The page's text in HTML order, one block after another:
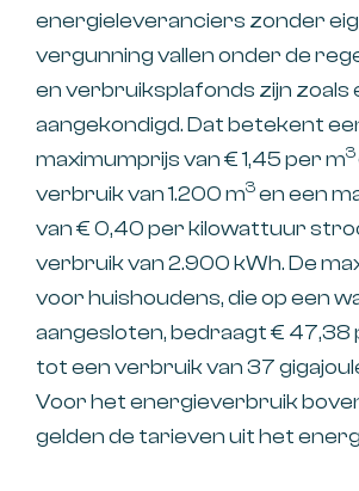
energieleveranciers zonder
vergunning vallen onder de
en verbruiksplafonds zijn zoals
aangekondigd. Dat betekent
maximumprijs van € 1,45 per m3
verbruik van 1.200 m3 en een
van € 0,40 per kilowattuur
verbruik van 2.900 kWh. De
voor huishoudens, die op een
aangesloten, bedraagt € 47,38
tot een verbruik van 37
Voor het energieverbruik
gelden de tarieven uit het